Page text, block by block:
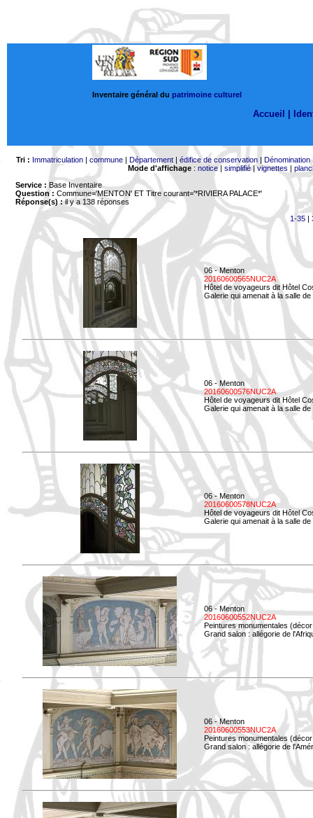
Inventaire général du patrimoine culturel
Accueil |
Tri : Immatriculation| commune| Département| édifice de conservation| Dénomination
Mode d'affichage: notice| simplifié|vignettes |
Service : Base Inventaire
Question : Commune='MENTON' ET Titre courant='*RIVIERA PALACE*'
Réponse(s) :il y a 138 réponses
1-35|
06 - Menton
20160600565NUC2A
Hôtel de voyageurs dit Hôtel
Galerie qui amenait à la salle
06 - Menton
20160600576NUC2A
Hôtel de voyageurs dit Hôtel
Galerie qui amenait à la salle
06 - Menton
20160600578NUC2A
Hôtel de voyageurs dit Hôtel
Galerie qui amenait à la salle
06 - Menton
20160600552NUC2A
Peintures monumentales
Grand salon : allégorie de
06 - Menton
20160600553NUC2A
Peintures monumentales
Grand salon : allégorie de